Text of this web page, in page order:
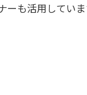
も活用していま